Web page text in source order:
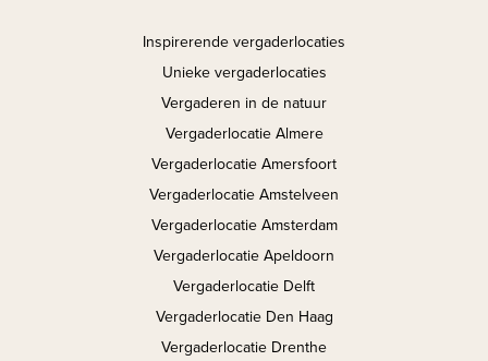
Inspirerende vergaderlocaties
Unieke vergaderlocaties
Vergaderen in de natuur
Vergaderlocatie Almere
Vergaderlocatie Amersfoort
Vergaderlocatie Amstelveen
Vergaderlocatie Amsterdam
Vergaderlocatie Apeldoorn
Vergaderlocatie Delft
Vergaderlocatie Den Haag
Vergaderlocatie Drenthe